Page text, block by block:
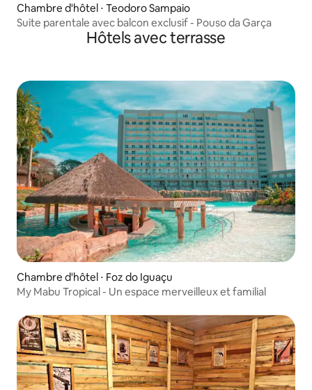
Chambre d'hôtel ⋅ Teodoro Sampaio
Suite parentale avec balcon exclusif - Pouso da Garça
Hôtels avec terrasse
Chambre d'hôtel ⋅ Foz do Iguaçu
My Mabu Tropical - Un espace merveilleux et familial